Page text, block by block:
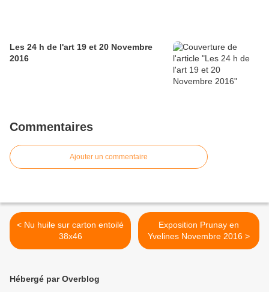
Les 24 h de l'art 19 et 20 Novembre
2016
Commentaires
Ajouter un commentaire
< Nu huile sur carton entoilé
38x46
Exposition Prunay en
Yvelines Novembre 2016 >
Hébergé par Overblog